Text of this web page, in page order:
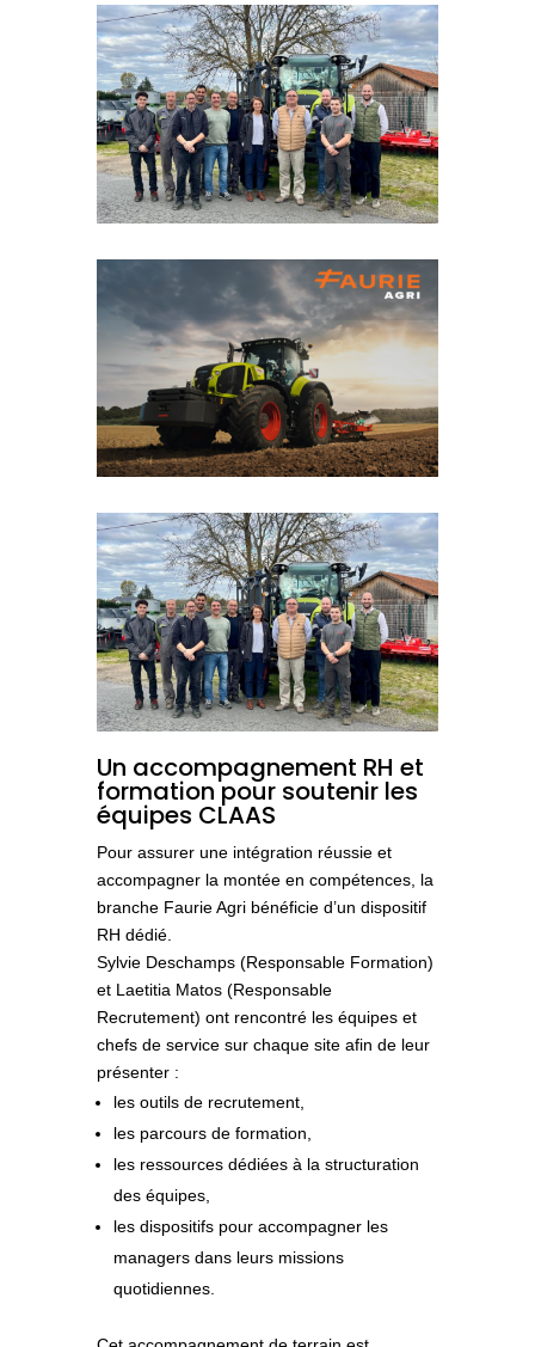
Un accompagnement RH et
formation pour soutenir les
équipes CLAAS
Pour assurer une intégration réussie et
accompagner la montée en compétences, la
branche Faurie Agri bénéficie d’un dispositif
RH dédié.
Sylvie Deschamps(Responsable Formation)
et Laetitia Matos(Responsable
Recrutement) ont rencontré les équipes et
chefs de service sur chaque site afin de leur
présenter :
les outils de recrutement,
les parcours de formation
les ressources dédiées à la structuration
des équipes,
les dispositifs pour accompagner les
managersdans leurs missions
quotidiennes.